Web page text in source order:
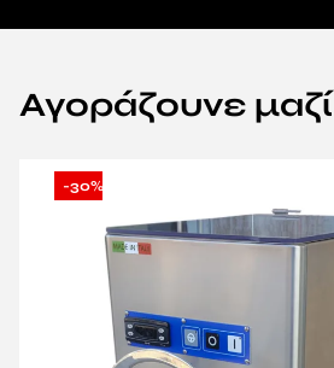
Αγοράζουνε μαζί
-30%